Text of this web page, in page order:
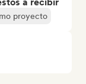
proyecto